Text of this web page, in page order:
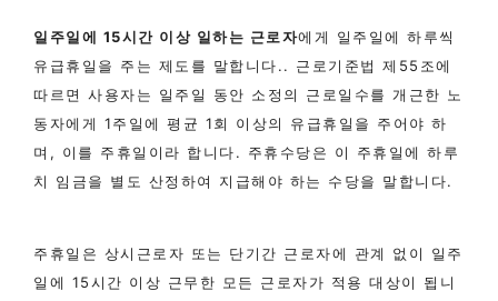
일주일에 15시간 이상 일하는 근로자에게 일주일에 하루씩
유급휴일을 주는 제도를 말합니다.. 근로기준법 제55조에
따르면 사용자는 일주일 동안 소정의 근로일수를 개근한 노
동자에게 1주일에 평균 1회 이상의 유급휴일을 주어야 하
며, 이를 주휴일이라 합니다. 주휴수당은 이 주휴일에 하루
치 임금을 별도 산정하여 지급해야 하는 수당을 말합니다.
주휴일은 상시근로자 또는 단기간 근로자에 관계 없이 일주
일에 15시간 이상 근무한 모든 근로자가 적용 대상이 됩니